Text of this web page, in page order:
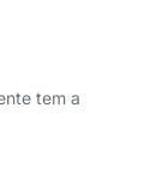
tem a